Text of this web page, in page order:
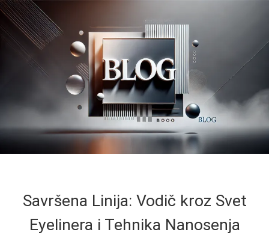
Savršena Linija: Vodič kroz Svet
Eyelinera i Tehnika Nanosenja